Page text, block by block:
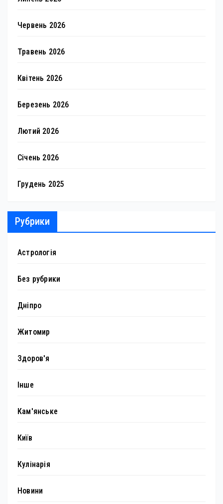
Червень 2026
Травень 2026
Квітень 2026
Березень 2026
Лютий 2026
Січень 2026
Грудень 2025
Рубрики
Астрологія
Без рубрики
Дніпро
Житомир
Здоров'я
Інше
Кам'янське
Київ
Кулінарія
Новини